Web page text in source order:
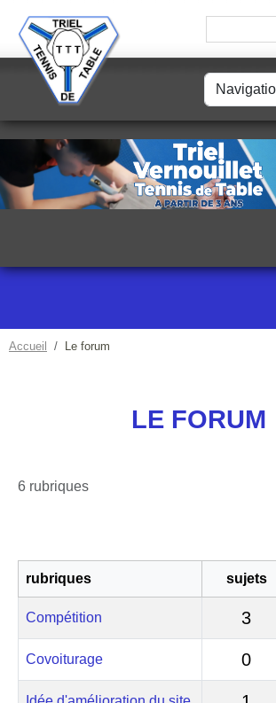
Accueil Le forum
LE FORUM
6 rubriques
rubriques sujets
Compétition 3
Covoiturage 0